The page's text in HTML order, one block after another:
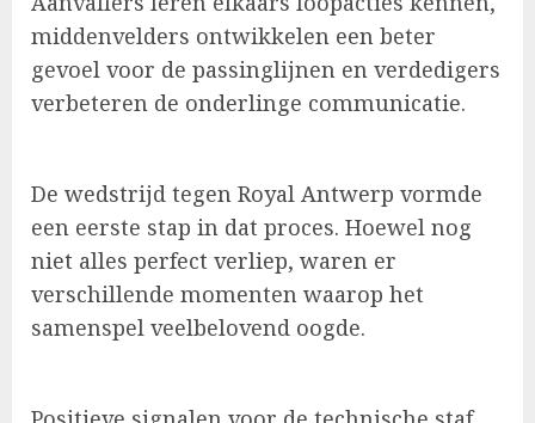
middenvelders ontwikkelen een beter
gevoel voor de passinglijnen en verdedigers
verbeteren de onderlinge communicatie.
De wedstrijd tegen Royal Antwerp vormde
een eerste stap in dat proces. Hoewel nog
niet alles perfect verliep, waren er
verschillende momenten waarop het
samenspel veelbelovend oogde.